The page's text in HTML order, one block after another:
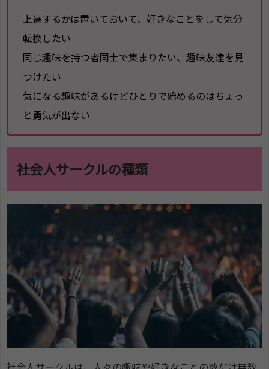
上達するかは置いておいて、好きなことをして気分
転換したい
同じ趣味を持つ者同士で集まりたい、趣味友達を見
つけたい
気になる趣味があるけどひとりで始めるのはちょっ
と勇気が出ない
社会人サークルの種類